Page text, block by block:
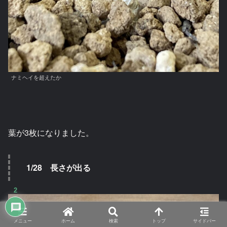
ナミヘイを超えたか
葉が3枚になりました。
1/28 長さが出る
メニュー ホーム 検索 トップ サイドバー
2